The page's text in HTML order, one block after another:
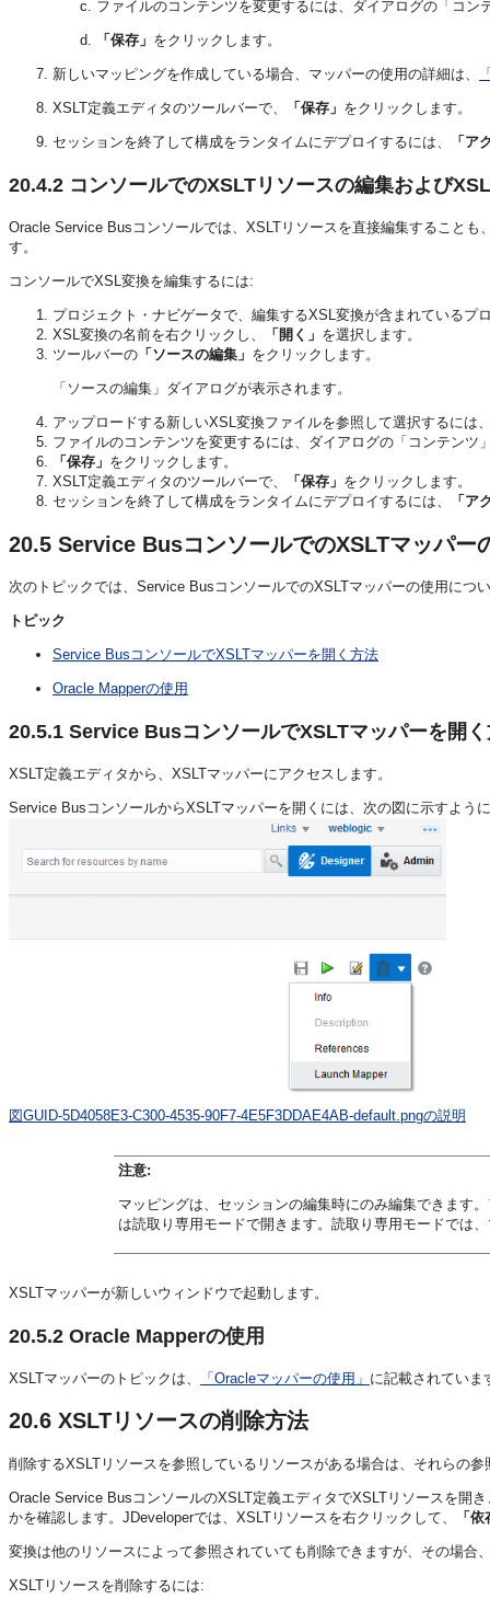
ファイルのコンテンツを変更するには、ダイアログの「コ
「保存」 をクリックします。
新しいマッピングを作成している場合、マッパーの使用の詳細は、
XSLT定義エディタのツールバーで、 「保存」 をクリックします。
セッションを終了して構成をランタイムにデプロイするには、 「ア
20.4.2 コンソールでのXSLTリソースの編集および
Oracle Service Busコンソールでは、XSLTリソースを直接編集すること
す。
コンソールでXSL変換を編集するには:
プロジェクト・ナビゲータで、編集するXSL変換が含まれているプ
XSL変換の名前を右クリックし、
「開く」 を選択します。
ツールバーの 「ソースの編集」 をクリックします。
「ソースの編集」ダイアログが表示されます。
アップロードする新しいXSL変換ファイルを参照して選択するには
ファイルのコンテンツを変更するには、ダイアログの「コンテンツ
「保存」 をクリックします。
XSLT定義エディタのツールバーで、
「保存」 をクリックします。
セッションを終了して構成をランタイムにデプロイするには、
「ア
20.5 Service BusコンソールでのXSLTマッパー
次のトピックでは、Service BusコンソールでのXSLTマッパーの使用につ
トピック
Service BusコンソールでXSLTマッパーを開く方法
Oracle Mapperの使用
20.5.1 Service BusコンソールでXSLTマッパーを開
XSLT定義エディタから、XSLTマッパーにアクセスします。
Service BusコンソールからXSLTマッパーを開くには、次の図に示すよう
図GUID-5D4058E3-C300-4535-90F7-4E5F3DDAE4AB-default.pngの説明
注意:
マッピングは、セッションの編集時にのみ編集できます
は読取り専用モードで開きます。読取り専用モードでは
XSLTマッパーが新しいウィンドウで起動します。
20.5.2 Oracle Mapperの使用
XSLTマッパーのトピックは、 「Oracleマッパーの使用」 に記載されていま
20.6 XSLTリソースの削除方法
削除するXSLTリソースを参照しているリソースがある場合は、それらの
Oracle Service BusコンソールのXSLT定義エディタでXSLTリソースを開
かを確認します。JDeveloperでは、XSLTリソースを右クリックして、
「
変換は他のリソースによって参照されていても削除できますが、その場
XSLTリソースを削除するには: